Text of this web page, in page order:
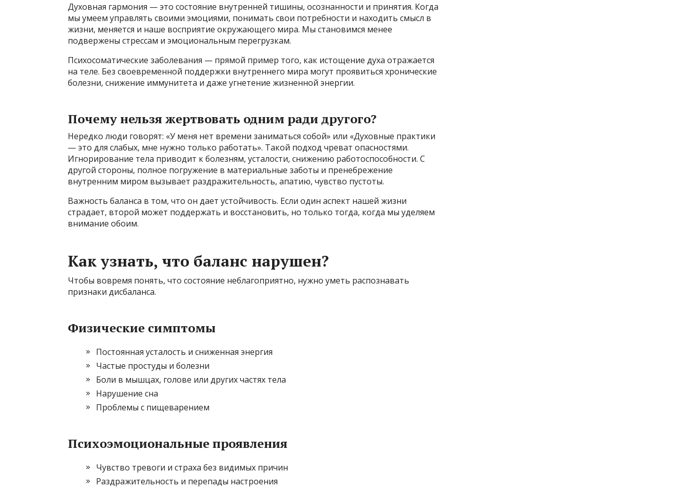
Духовная гармония — это состояние внутренней тишины, осознанности и принятия. Когда
мы умеем управлять своими эмоциями, понимать свои потребности и находить смысл в
жизни, меняется и наше восприятие окружающего мира. Мы становимся менее
подвержены стрессам и эмоциональным перегрузкам.
Психосоматические заболевания — прямой пример того, как истощение духа отражается
на теле. Без своевременной поддержки внутреннего мира могут проявиться хронические
болезни, снижение иммунитета и даже угнетение жизненной энергии.
Почему нельзя жертвовать одним ради другого?
Нередко люди говорят: «У меня нет времени заниматься собой» или «Духовные практики
— это для слабых, мне нужно только работать». Такой подход чреват опасностями.
Игнорирование тела приводит к болезням, усталости, снижению работоспособности. С
другой стороны, полное погружение в материальные заботы и пренебрежение
внутренним миром вызывает раздражительность, апатию, чувство пустоты.
Важность баланса в том, что он дает устойчивость. Если один аспект нашей жизни
страдает, второй может поддержать и восстановить, но только тогда, когда мы уделяем
внимание обоим.
Как узнать, что баланс нарушен?
Чтобы вовремя понять, что состояние неблагоприятно, нужно уметь распознавать
признаки дисбаланса.
Физические симптомы
Постоянная усталость и сниженная энергия
Частые простуды и болезни
Боли в мышцах, голове или других частях тела
Нарушение сна
Проблемы с пищеварением
Психоэмоциональные проявления
Чувство тревоги и страха без видимых причин
Раздражительность и перепады настроения